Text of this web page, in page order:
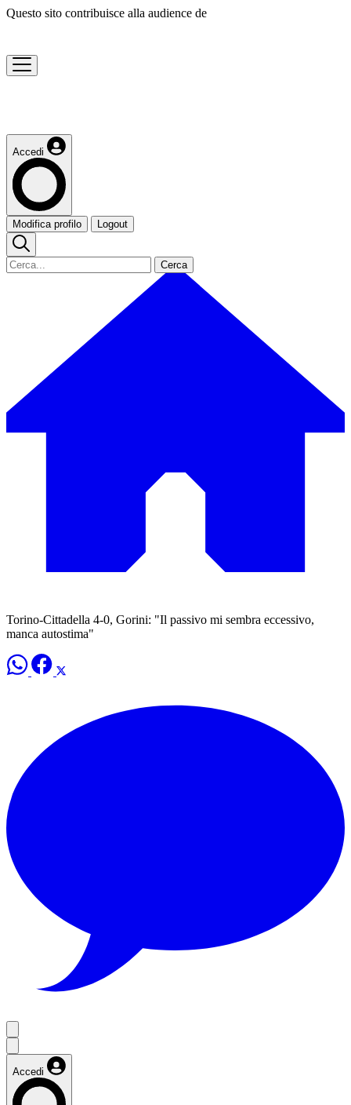
Questo sito contribuisce alla audience de
Accedi
Modifica profilo Logout
Cerca
Torino-Cittadella 4-0, Gorini: "Il passivo mi sembra eccessivo,
manca autostima"
Accedi